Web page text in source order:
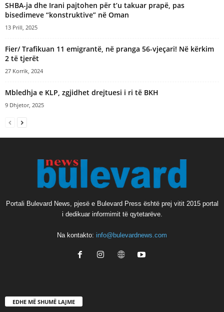
SHBA-ja dhe Irani pajtohen për t’u takuar prapë, pas
bisedimeve “konstruktive” në Oman
13 Prill, 2025
Fier/ Trafikuan 11 emigrantë, në pranga 56-vjeçari! Në kërkim
2 të tjerët
27 Korrik, 2024
Mbledhja e KLP, zgjidhet drejtuesi i ri të BKH
9 Dhjetor, 2025
Portali Bulevard News, pjesë e Bulevard Press është prej vitit 2015 portal
i dedikuar informimit të qytetarëve.
Na kontakto: info@bulevardnews.com
EDHE MË SHUMË LAJME